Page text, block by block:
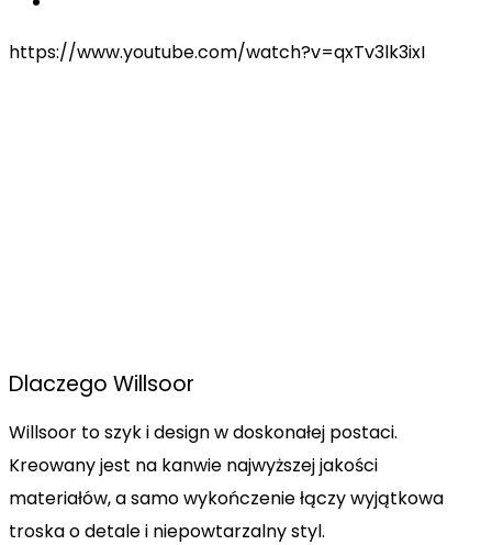
https://www.youtube.com/watch?v=qxTv3lk3ixI
Dlaczego Willsoor
Willsoor to szyk i design w doskonałej postaci.
Kreowany jest na kanwie najwyższej jakości
materiałów, a samo wykończenie łączy wyjątkowa
troska o detale i niepowtarzalny styl.